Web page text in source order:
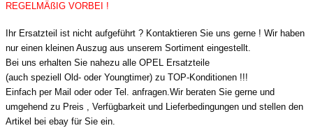
REGELMÄßIG VORBEI !
Ihr Ersatzteil ist nicht aufgeführt ? Kontaktieren Sie uns gerne ! Wir haben
nur einen kleinen Auszug aus unserem Sortiment eingestellt.
Bei uns erhalten Sie nahezu alle OPEL Ersatzteile
(auch speziell Old- oder Youngtimer) zu TOP-Konditionen !!!
Einfach per Mail oder oder Tel. anfragen.Wir beraten Sie gerne und
umgehend zu Preis , Verfügbarkeit und Lieferbedingungen und stellen den
Artikel bei ebay für Sie ein.